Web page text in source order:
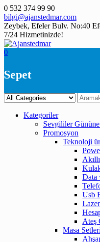
Skip
to
content
0 532 374 99 90
bilgi@ajanstedmar.com
Zeybek, Efeler Bulv. No:40
7/24 Hizmetinizde!
0
Sepet
Kategoriler
Sevgililer
Promosyon
Teknoloji
Data
Usb
Ateş
Masa